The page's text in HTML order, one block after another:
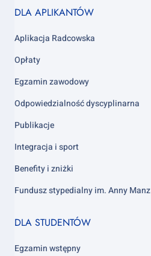
Footer
3
DLA APLIKANTÓW
Aplikacja Radcowska
Opłaty
Egzamin zawodowy
Odpowiedzialność dyscyplinarna
Publikacje
Integracja i sport
Benefity i zniżki
Fundusz stypedialny im. Anny Manz
Footer
4
DLA STUDENTÓW
Egzamin wstępny